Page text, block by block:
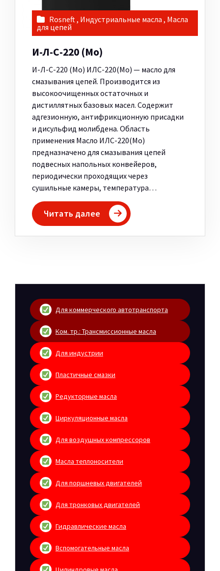
Rosneft, Индустриальные масла , Масла
для цепей
И-Л-С-220 (Мо)
И-Л-С-220 (Мо) ИЛС-220(Мо) — масло для
смазывания цепей. Производится из
высокоочищенных остаточных и
дистиллятных базовых масел. Содержит
адгезионную, антифрикционную присадки
и дисульфид молибдена. Область
применения Масло ИЛС-220(Мо)
предназначено для смазывания цепей
подвесных напольных конвейеров,
периодически проходящих через
сушильные камеры, температура…
Читать далее
Для коммерческого автотранспорта
Ком. тр.: Трансмиссионные масла
Для индустрии
Пластичные смазки
Редукторные масла
Циркуляционные масла
Для воздушных компрессоров
Масла теплоносители
Для поршневых двигателей
Для тронковых двигателей
Гидравлические масла
Вспомогательные масла